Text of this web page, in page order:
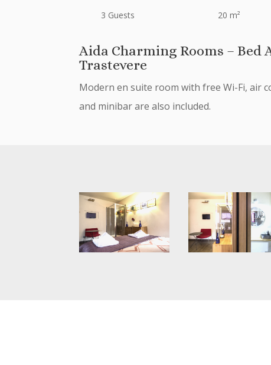
3 Guests 20 m²
Aida Charming Rooms – Bed
Trastevere
Modern en suite room with free Wi-Fi, air
and minibar are also included.